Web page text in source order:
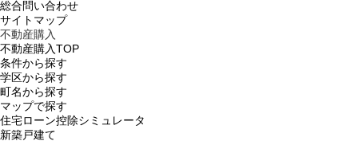
総合問い合わせ
サイトマップ
不動産購入
不動産購入TOP
条件から探す
学区から探す
町名から探す
マップで探す
住宅ローン控除シミュレータ
新築戸建て